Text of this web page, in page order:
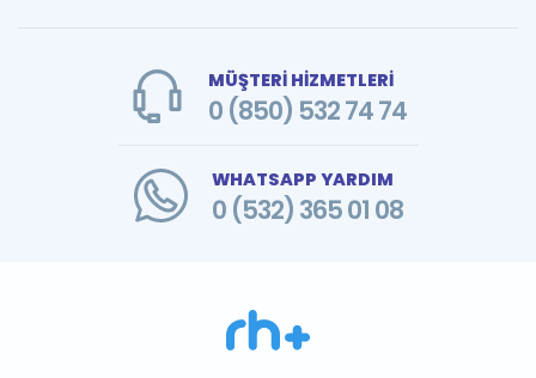
MÜŞTERİ HİZMETLERİ
0 (850) 532 74 74
WHATSAPP YARDIM
0 (532) 365 01 08